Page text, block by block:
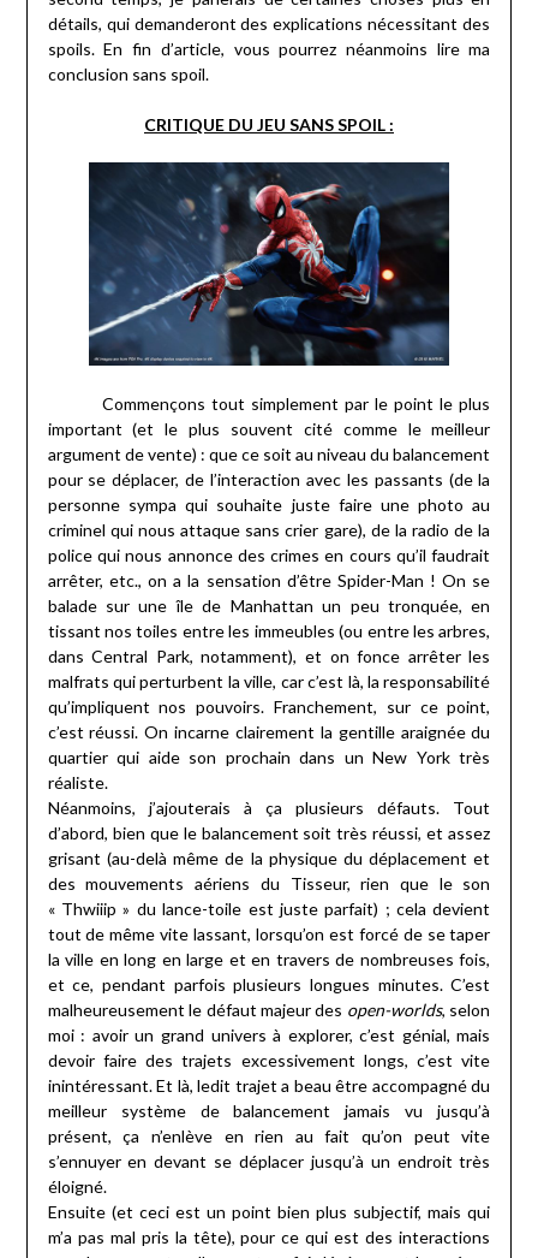
détails, qui demanderont des explications nécessitant des
spoils. En fin d’article, vous pourrez néanmoins lire ma
conclusion sans spoil.
CRITIQUE DU JEU SANS SPOIL :
Commençons tout simplement par le point le plus
important (et le plus souvent cité comme le meilleur
argument de vente) : que ce soit au niveau du balancement
pour se déplacer, de l’interaction avec les passants (de la
personne sympa qui souhaite juste faire une photo au
criminel qui nous attaque sans crier gare), de la radio de la
police qui nous annonce des crimes en cours qu’il faudrait
arrêter, etc., on a la sensation d’être Spider-Man ! On se
balade sur une île de Manhattan un peu tronquée, en
tissant nos toiles entre les immeubles (ou entre les arbres,
dans Central Park, notamment), et on fonce arrêter les
malfrats qui perturbent la ville, car c’est là, la responsabilité
qu’impliquent nos pouvoirs. Franchement, sur ce point,
c’est réussi. On incarne clairement la gentille araignée du
quartier qui aide son prochain dans un New York très
réaliste.
Néanmoins, j’ajouterais à ça plusieurs défauts. Tout
d’abord, bien que le balancement soit très réussi, et assez
grisant (au-delà même de la physique du déplacement et
des mouvements aériens du Tisseur, rien que le son
« Thwiiip » du lance-toile est juste parfait) ; cela devient
tout de même vite lassant, lorsqu’on est forcé de se taper
la ville en long en large et en travers de nombreuses fois,
et ce, pendant parfois plusieurs longues minutes. C’est
malheureusement le défaut majeur des open-worlds, selon
moi : avoir un grand univers à explorer, c’est génial, mais
devoir faire des trajets excessivement longs, c’est vite
inintéressant. Et là, ledit trajet a beau être accompagné du
meilleur système de balancement jamais vu jusqu’à
présent, ça n’enlève en rien au fait qu’on peut vite
s’ennuyer en devant se déplacer jusqu’à un endroit très
éloigné.
Ensuite (et ceci est un point bien plus subjectif, mais qui
m’a pas mal pris la tête), pour ce qui est des interactions